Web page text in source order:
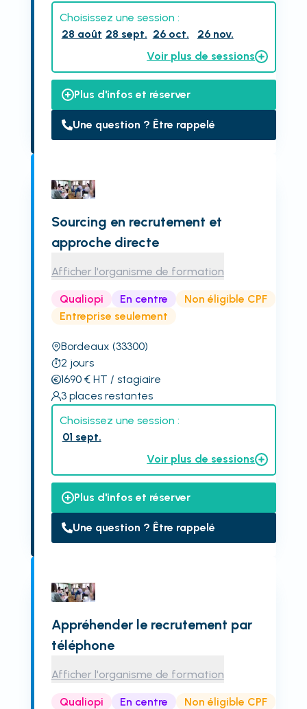
Choisissez une session :
28 août 28 sept. 26 oct.
26 nov.
Voir plus de sessions
Plus d'infos et réserver
Une question ? Être rappelé
Sourcing en recrutement et
approche directe
Afficher l'organisme de formation
Qualiopi En centre
Non éligible CPF
Entreprise seulement
Bordeaux (33300)
2 jours
1690€ HT / stagiaire
3 places restantes
Choisissez une session :
01 sept.
Voir plus de sessions
Plus d'infos et réserver
Une question ? Être rappelé
Appréhender le recrutement par
téléphone
Afficher l'organisme de formation
Qualiopi En centre
Non éligible CPF